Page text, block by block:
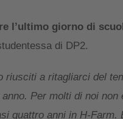
l’ultimo giorno di
di DP2.
riusciti a ritagliarci del
Per molti di noi
quattro anni in H-Farm.